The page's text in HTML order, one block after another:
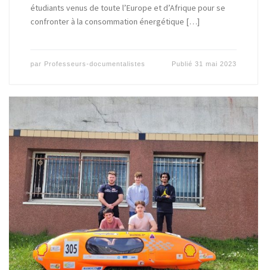
étudiants venus de toute l’Europe et d’Afrique pour se
confronter à la consommation énergétique […]
par Professeurs-documentalistes Publié31 mai 2023